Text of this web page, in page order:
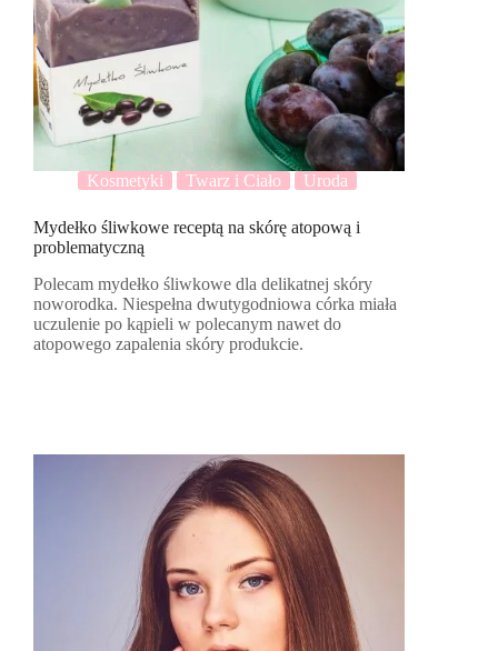
Kosmetyki Twarz i Ciało Uroda
Mydełko śliwkowe receptą na skórę atopową i
problematyczną
Polecam mydełko śliwkowe dla delikatnej skóry
noworodka. Niespełna dwutygodniowa córka miała
uczulenie po kąpieli w polecanym nawet do
atopowego zapalenia skóry produkcie.